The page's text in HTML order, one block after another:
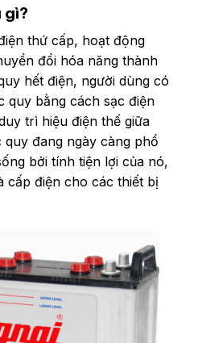
gì?
thứ cấp, hoạt động
đổi hóa năng thành
hết điện, người dùng có
quy bằng cách sạc điện
trì hiệu điện thế giữa
quy đang ngày càng phổ
bởi tính tiện lợi của nó,
cấp điện cho các thiết bị